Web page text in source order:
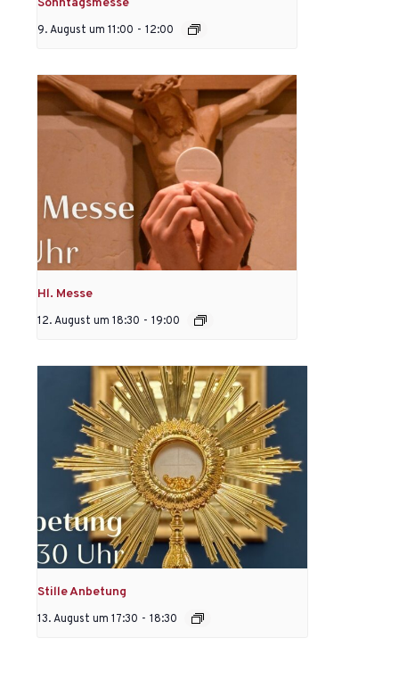
Sonntagsmesse
9. August um 11:00 - 12:00
Hl. Messe
12. August um 18:30 - 19:00
Stille Anbetung
13. August um 17:30 - 18:30